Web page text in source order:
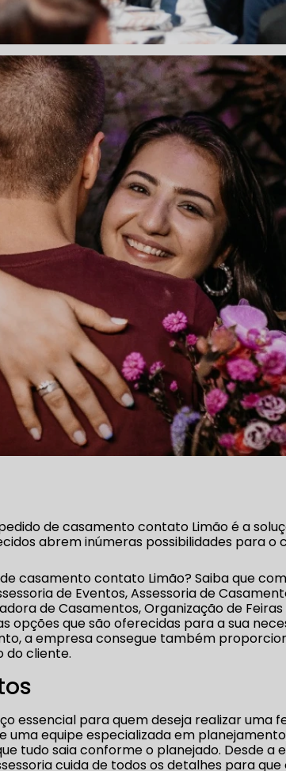
de casamento contato Limão é a
abrem inúmeras possibilidades para o
casamento contato Limão? Saiba que
de Eventos, Assessoria de
de Casamentos, Organização de Feiras
opções que são oferecidas para a sua
a empresa consegue também
do cliente.
essencial para quem deseja realizar uma
uma equipe especializada em
tudo saia conforme o planejado. Desde a
cuida de todos os detalhes para